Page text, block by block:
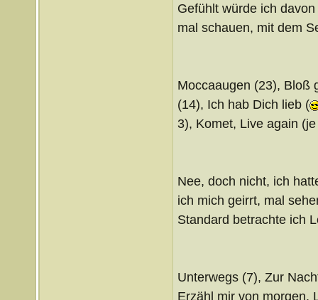
Gefühlt würde ich
mal schauen, mit dem
Moccaaugen (23), Bloß
(14), Ich hab Dich lieb (
3), Komet, Live again
Nee, doch nicht, ich
ich mich geirrt, mal
Standard betrachte ich
Unterwegs (7), Zur
Erzähl mir von morgen,